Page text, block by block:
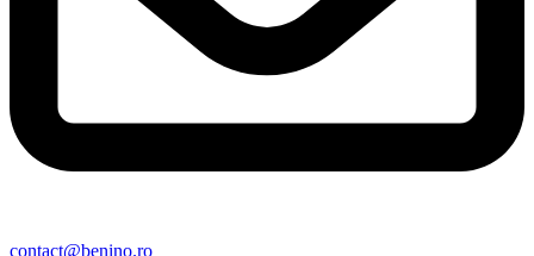
contact@benino.ro